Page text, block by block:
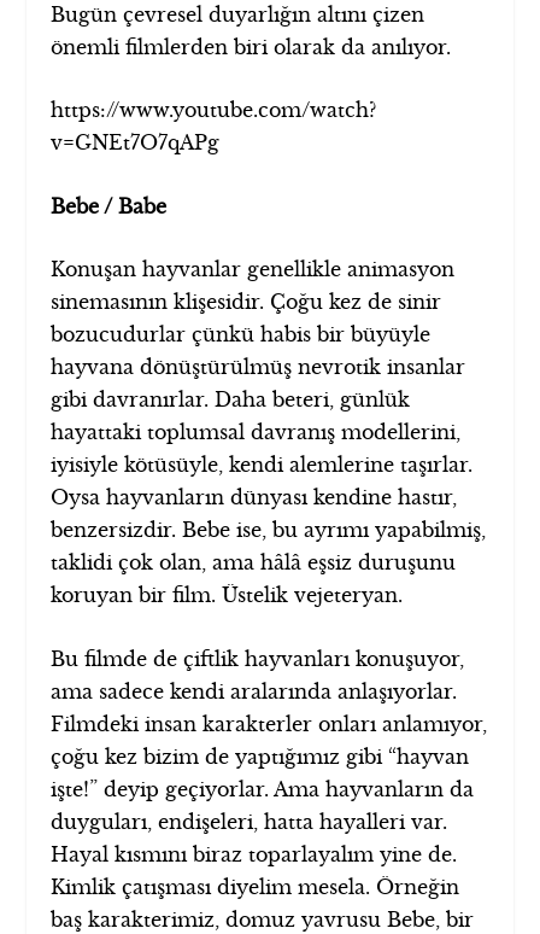
Bugün çevresel duyarlığın altını çizen
önemli filmlerden biri olarak da anılıyor.
https://www.youtube.com/watch?
v=GNEt7O7qAPg
Bebe / Babe
Konuşan hayvanlar genellikle animasyon
sinemasının klişesidir. Çoğu kez de sinir
bozucudurlar çünkü habis bir büyüyle
hayvana dönüştürülmüş nevrotik insanlar
gibi davranırlar. Daha beteri, günlük
hayattaki toplumsal davranış modellerini,
iyisiyle kötüsüyle, kendi alemlerine taşırlar.
Oysa hayvanların dünyası kendine hastır,
benzersizdir. Bebe ise, bu ayrımı yapabilmiş,
taklidi çok olan, ama hâlâ eşsiz duruşunu
koruyan bir film. Üstelik vejeteryan.
Bu filmde de çiftlik hayvanları konuşuyor,
ama sadece kendi aralarında anlaşıyorlar.
Filmdeki insan karakterler onları anlamıyor,
çoğu kez bizim de yaptığımız gibi “hayvan
işte!” deyip geçiyorlar. Ama hayvanların da
duyguları, endişeleri, hatta hayalleri var.
Hayal kısmını biraz toparlayalım yine de.
Kimlik çatışması diyelim mesela. Örneğin
baş karakterimiz, domuz yavrusu Bebe, bir